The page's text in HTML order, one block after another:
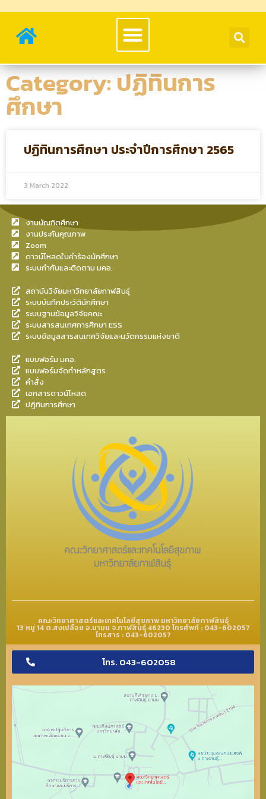
Category: ปฏิทินการ
ศึกษา
ปฏิทินการศึกษา ประจำปีการศึกษา 2565
3 March 2022
งานบัณฑิตศึกษา
งานประกันคุณภาพ
Zoom
ดาวน์โหลดใบคำร้องนักศึกษา
ระบบกำกับและติดตาม มคอ.
สถาบันวิจัยมหาวิทยาลัยกาฬสินธุ์
ระบบบันทึกประวัตินักศึกษา
ระบบฐานข้อมูลวิจัยคณะ
ระบบสารสนเทศการศึกษา ESS
ระบบข้อมูลสารสนเทศวิจัยและนวัตกรรมแห่งชาติ
แบบฟอร์ม มคอ.
แบบฟอร์มจัดทำหลักสูตร
คำสั่ง
เอกสารดาวน์โหลด
ปฎิทินการศึกษา
คณะวิทยาศาสตร์และเทคโนโลยีสุขภาพ มหาวิทยาลัยกาฬสินธุ์
13 หมู่ 14 ต.สงเปลือย อ.นามน จ.กาฬสินธุ์ 46230 โทรศัพท์ : 043-602057
โทรสาร : 043-602057
โทร. 043-602058